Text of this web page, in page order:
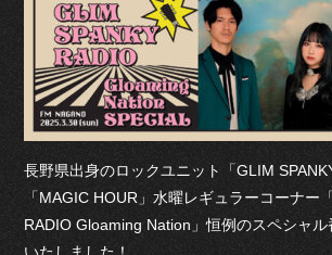
長野県出身のロックユニット「GLIM
「MAGIC HOUR」水曜レギュラーコーナー
RADIO Gloaming Nation」恒例のスペシャ
いたしました！